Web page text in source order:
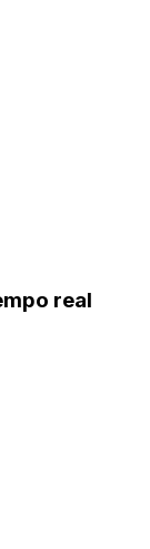
real